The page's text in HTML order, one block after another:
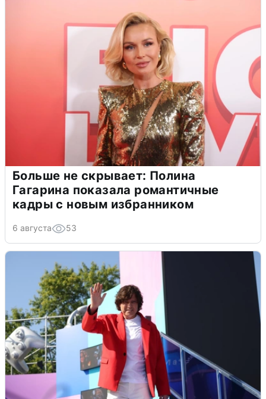
Больше не скрывает: Полина
Гагарина показала романтичные
кадры с новым избранником
6 августа 53